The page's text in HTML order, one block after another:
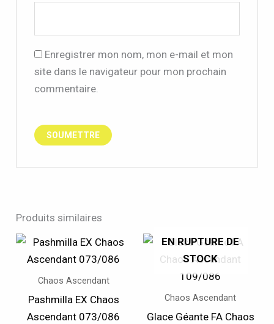
Enregistrer mon nom, mon e-mail et mon
site dans le navigateur pour mon prochain
commentaire.
Produits similaires
Chaos Ascendant
Pashmilla EX Chaos
Ascendant 073/086
EN RUPTURE DE
STOCK
Chaos Ascendant
Glace Géante FA Chaos